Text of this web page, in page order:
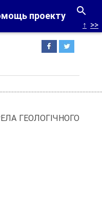
проекту
↑ >>
ГЕОЛОГІЧНОГО